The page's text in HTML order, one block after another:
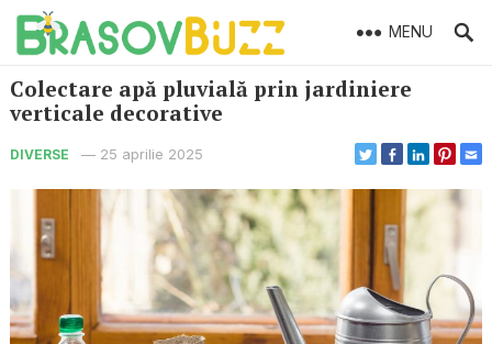
MENU
Colectare apă pluvială prin jardiniere
verticale decorative
DIVERSE — 25 aprilie 2025